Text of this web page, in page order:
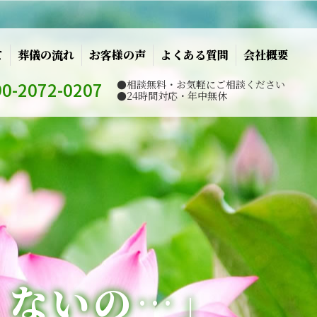
葬儀の流れ お客様の声 よくある質問 会社概要
2072-0207
●相談無料・お気軽にご相談ください
●24時間対応・年中無休
ないの…」